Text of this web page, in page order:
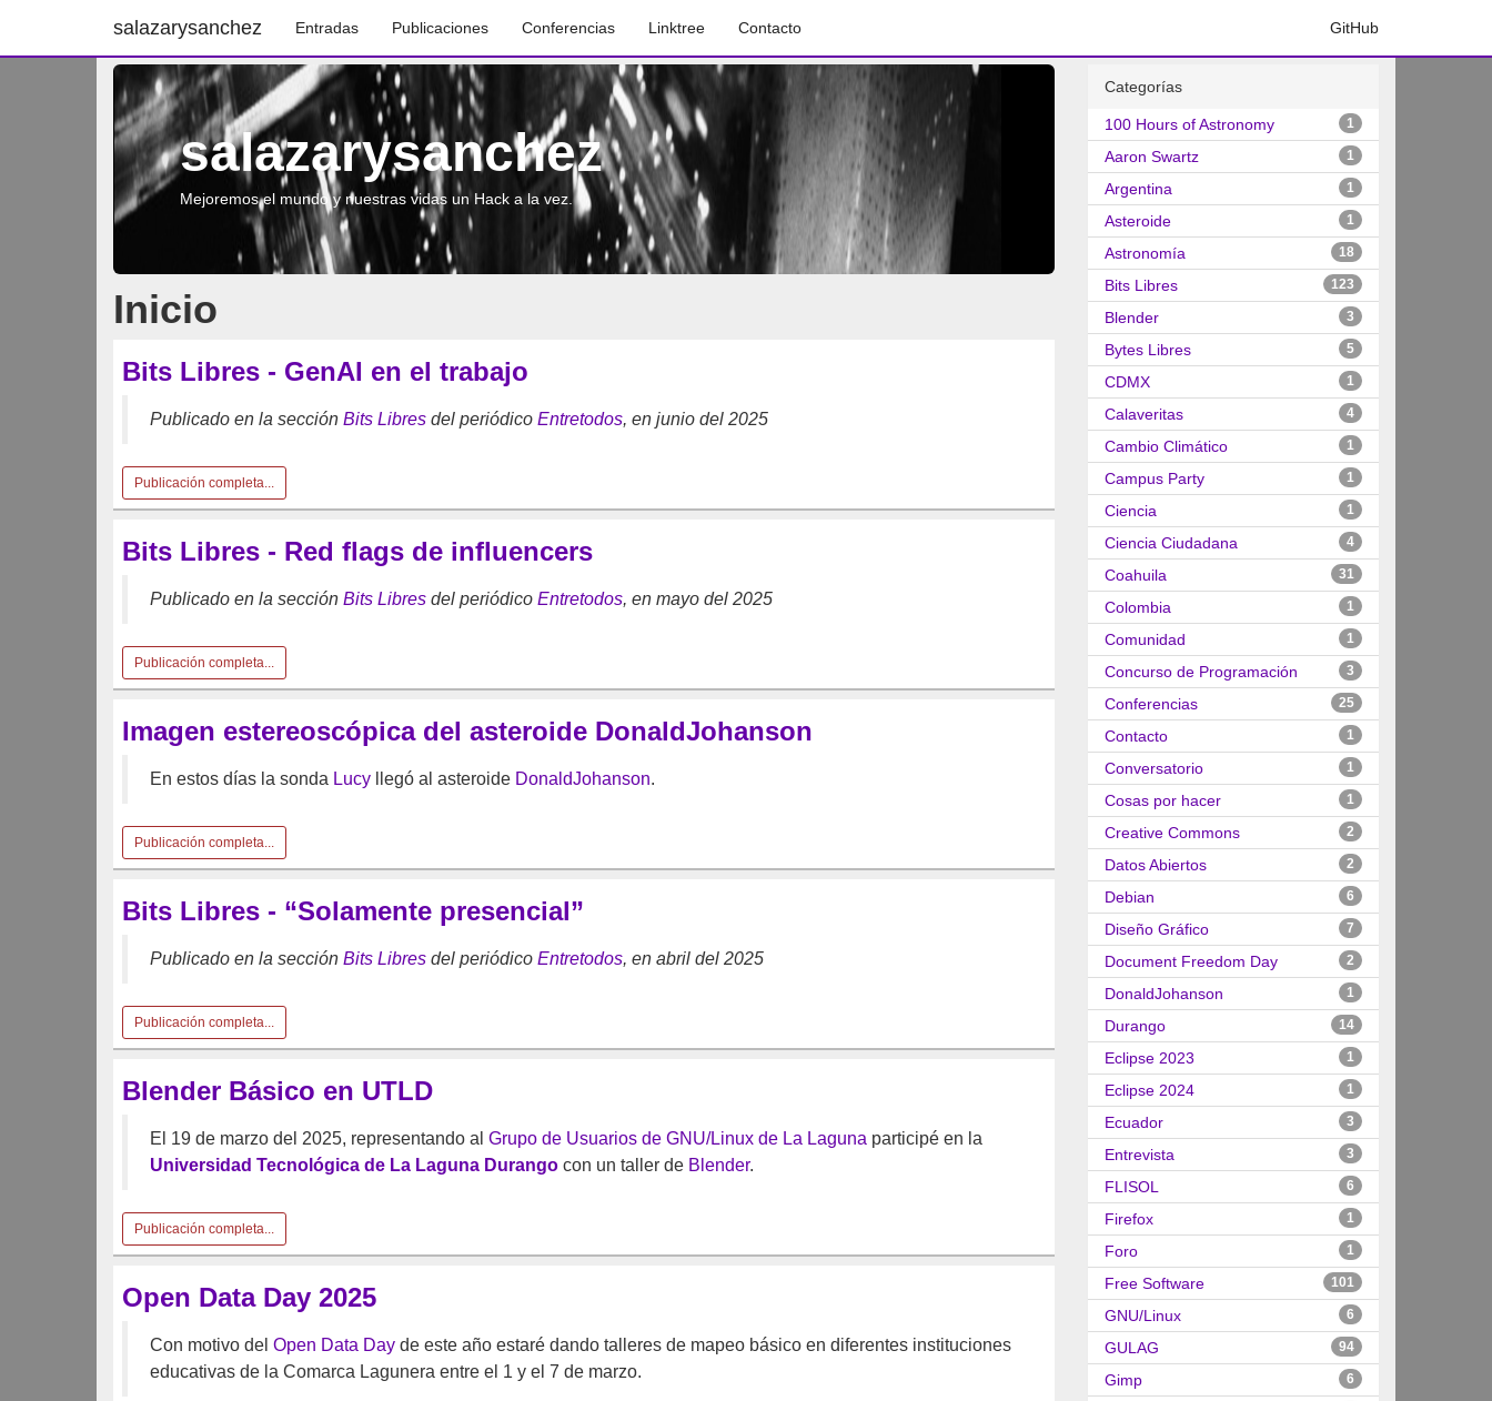
salazarysanchez Entradas Publicaciones Conferencias Linktree Contacto GitHub
salazarysanchez
Mejoremos el mundo y nuestras vidas un Hack a la vez.
Inicio
Bits Libres - GenAI en el trabajo
Publicado en la sección Bits Libres del periódico Entretodos, en junio del 2025
Publicación completa...
Bits Libres - Red flags de influencers
Publicado en la sección Bits Libres del periódico Entretodos, en mayo del 2025
Publicación completa...
Imagen estereoscópica del asteroide DonaldJohanson
En estos días la sonda Lucy llegó al asteroide DonaldJohanson.
Publicación completa...
Bits Libres - “Solamente presencial”
Publicado en la sección Bits Libres del periódico Entretodos, en abril del 2025
Publicación completa...
Blender Básico en UTLD
El 19 de marzo del 2025, representando al Grupo de Usuarios de GNU/Linux de La Laguna participé en la
Universidad Tecnológica de La Laguna Durango con un taller de Blender.
Publicación completa...
Open Data Day 2025
Con motivo del Open Data Day de este año estaré dando talleres de mapeo básico en diferentes instituciones
educativas de la Comarca Lagunera entre el 1 y el 7 de marzo.
Categorías
100 Hours of Astronomy 1
Aaron Swartz 1
Argentina 1
Asteroide 1
Astronomía 18
Bits Libres 123
Blender 3
Bytes Libres 5
CDMX 1
Calaveritas 4
Cambio Climático 1
Campus Party 1
Ciencia 1
Ciencia Ciudadana 4
Coahuila 31
Colombia 1
Comunidad 1
Concurso de Programación 3
Conferencias 25
Contacto 1
Conversatorio 1
Cosas por hacer 1
Creative Commons 2
Datos Abiertos 2
Debian 6
Diseño Gráfico 7
Document Freedom Day 2
DonaldJohanson 1
Durango 14
Eclipse 2023 1
Eclipse 2024 1
Ecuador 3
Entrevista 3
FLISOL 6
Firefox 1
Foro 1
Free Software 101
GNU/Linux 6
GULAG 94
Gimp 6